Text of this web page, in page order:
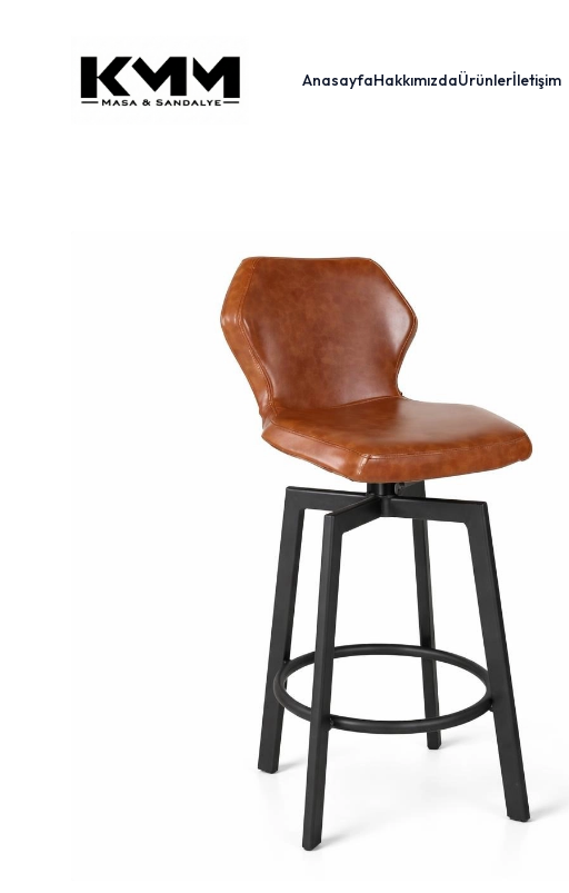
AnasayfaHakkımızdaÜrünlerİletişim